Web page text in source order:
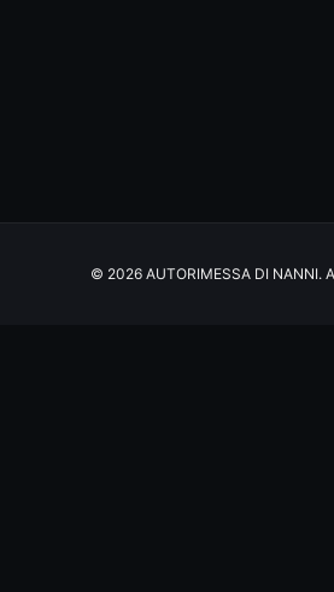
© 2026 AUTORIMESSA DI NANNI.